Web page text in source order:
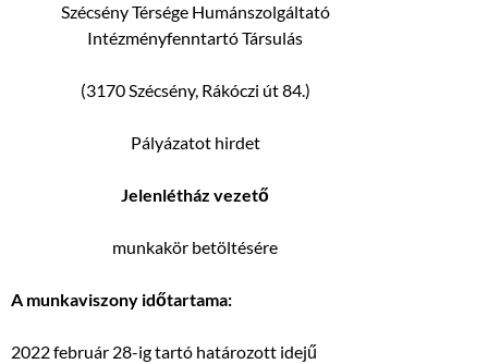
Szécsény Térsége Humánszolgáltató
Intézményfenntartó Társulás
(3170 Szécsény, Rákóczi út 84.)
Pályázatot hirdet
Jelenlétház vezető
munkakör betöltésére
A munkaviszony időtartama:
2022 február 28-ig tartó határozott idejű